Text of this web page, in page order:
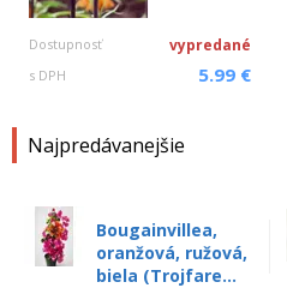
Dostupnosť vypredané
s DPH 5.99 €
Najpredávanejšie
Bougainvillea,
oranžová, ružová,
biela (Trojfare...